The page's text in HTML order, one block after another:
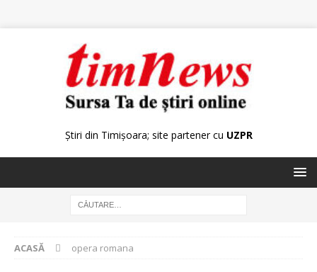
Știri din Timișoara; site partener cu UZPR
ACASĂ opera romana